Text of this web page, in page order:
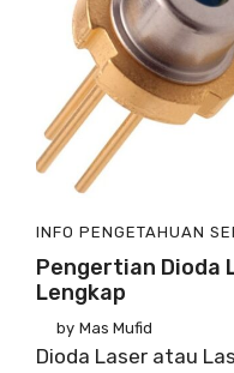
INFO PENGETAHUAN
Pengertian Dioda
Lengkap
by Mas Mufid
Dioda Laser atau